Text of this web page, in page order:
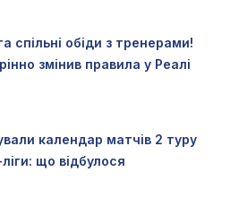
спільні обіди з тренерами!
змінив правила у Реалі
календар матчів 2 туру
що відбулося